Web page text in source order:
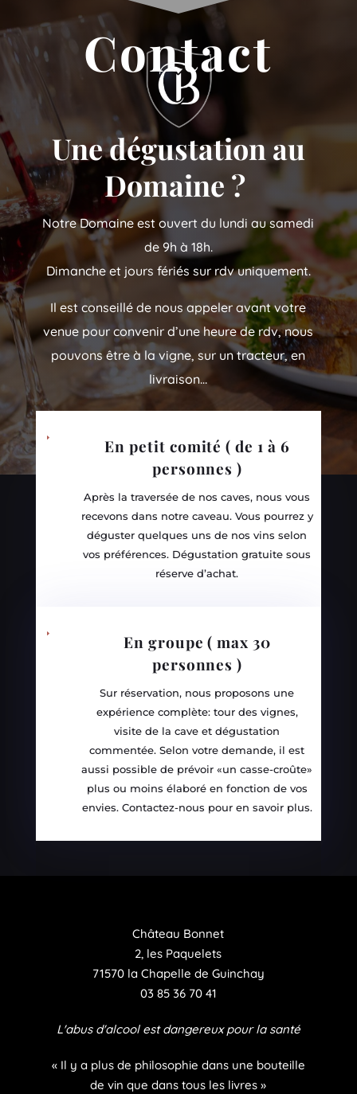
Contact
Une dégustation au
Domaine ?
Notre Domaine est ouvert du lundi au samedi
de 9h à 18h.
Dimanche et jours fériés sur rdv uniquement.
Il est conseillé de nous appeler avant votre
venue pour convenir d’une heure de rdv, nous
pouvons être à la vigne, sur un tracteur, en
livraison…
E
En petit comité ( de 1 à 6
personnes )
Après la traversée de nos caves, nous vous
recevons dans notre caveau. Vous pourrez y
déguster quelques uns de nos vins selon
vos préférences. Dégustation gratuite sous
réserve d’achat.
E
En groupe ( max 30
personnes )
Sur réservation, nous proposons une
expérience complète: tour des vignes,
visite de la cave et dégustation
commentée. Selon votre demande, il est
aussi possible de prévoir «un casse-croûte»
plus ou moins élaboré en fonction de vos
envies. Contactez-nous pour en savoir plus.
Château Bonnet
2, les Paquelets
71570 la Chapelle de Guinchay
03 85 36 70 41
L'abus d'alcool est dangereux pour la santé
« Il y a plus de philosophie dans une bouteille
de vin que dans tous les livres »